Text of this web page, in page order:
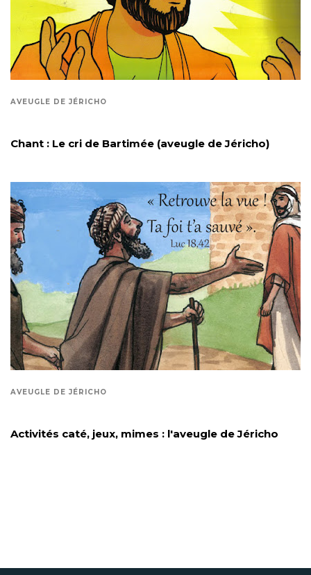
AVEUGLE DE JÉRICHO
Chant : Le cri de Bartimée (aveugle de Jéricho)
AVEUGLE DE JÉRICHO
Activités caté, jeux, mimes : l'aveugle de Jéricho